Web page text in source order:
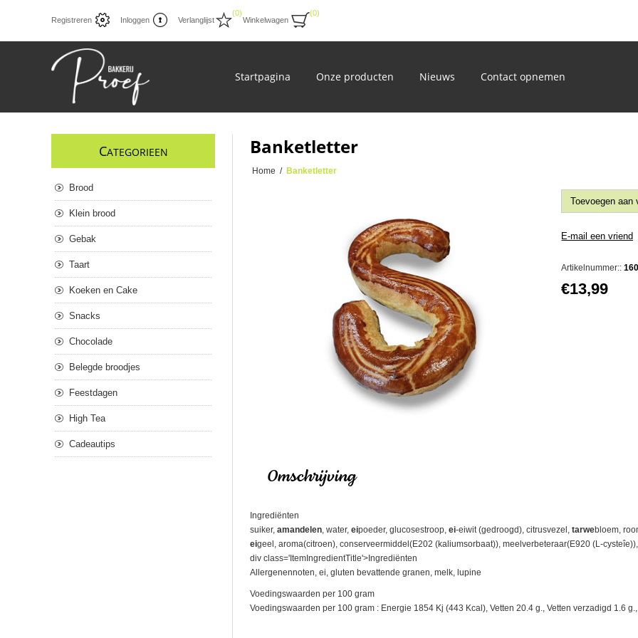
Registreren Inloggen Verlanglijst
(0)
Winkelwagen
(0)
Startpagina Onze producten Nieuws Contact opnemen
Banketletter
Home / Banketletter
Artikelnummer::
€13,99
Omschrijving
Ingrediënten
suiker, amandelen , water, eipoeder, glucosestroop, ei-eiwit (gedroogd), citrusvezel, tarwebloem,
eigeel, aroma(citroen), conserveermiddel(E202 (kaliumsorbaat)), meelverbeteraar(E920 (L-
div class='ItemIngredientTitle'>Ingrediënten
Allergenennoten, ei, gluten bevattende granen, melk, lupine
Voedingswaarden per 100 gram
Voedingswaarden per 100 gram : Energie 1854 Kj (443 Kcal), Vetten 20.4 g., Vetten verzadigd 1.6
CATEGORIEEN
Brood
Klein brood
Gebak
Taart
Koeken en Cake
Snacks
Chocolade
Belegde broodjes
Feestdagen
High Tea
Cadeautips